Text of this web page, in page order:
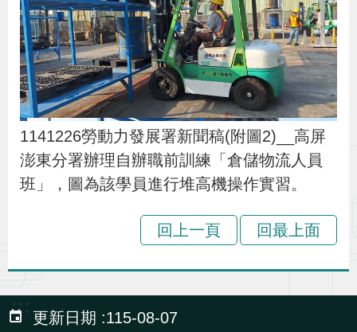
1141226勞動力發展署新聞稿(附圖2)__高屏
澎東分署辦理自辦職前訓練「倉儲物流人員
班」，圖為該學員進行堆高機操作實習。
回上一頁 回最上面
:::
更新日期
115-08-07